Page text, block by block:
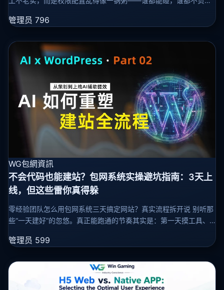
种场面：一个刚
管理员 796
WG包網資訊
不会代码也能建站？包网系统实操避坑指南：3天上
线，但这些雷你真得躲
零经验团队怎么用包网系统三天搞定网站？真实流程拆开说 别听那
些“一天建好”的忽悠。真正能跑通的节奏其实是：第一天摸工具、
十有八九不是因为
管理员 599